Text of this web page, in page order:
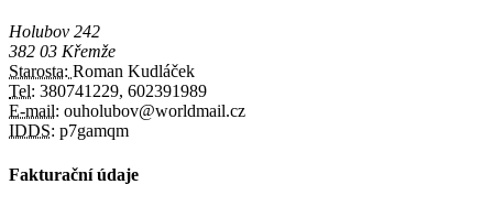
Holubov 242
382 03 Křemže
Starosta: Roman Kudláček
Tel: 380741229, 602391989
E-mail: ouholubov@worldmail.cz
IDDS: p7gamqm
Fakturační údaje